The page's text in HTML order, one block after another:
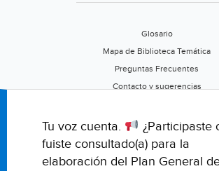
Glosario
Mapa de Biblioteca Temática
Preguntas Frecuentes
Contacto y sugerencias
Califica este portal
Tu voz cuenta.
¿Participaste
fuiste consultado(a) para la
elaboración del Plan General